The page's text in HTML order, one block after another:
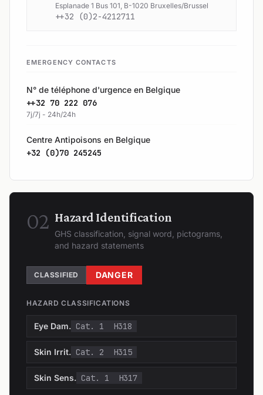
Esplanade 1 Bus 101, B-1020 Bruxelles/Brussel
++32 (0)2-4212711
EMERGENCY CONTACTS
N° de téléphone d'urgence en Belgique
++32 70 222 076
7j/7j - 24h/24h
Centre Antipoisons en Belgique
+32 (0)70 245245
02 Hazard Identification
GHS classification, signal word, pictograms,
and hazard statements
CLASSIFIED DANGER
HAZARD CLASSIFICATIONS
Eye Dam. Cat. 1 H318
Skin Irrit. Cat. 2 H315
Skin Sens. Cat. 1 H317